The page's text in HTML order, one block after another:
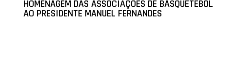
HOMENAGEM DAS ASSOCIAÇÕES DE BASQUETEBOL
AO PRESIDENTE MANUEL FERNANDES